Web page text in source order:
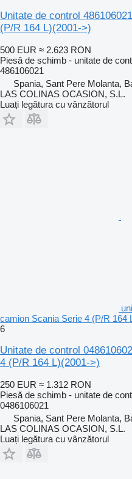
Unitate de control
(P/R 164 L)(2001->)
500 EUR ≈ 2.623 RON
Piesă de schimb - unitate de
486106021
Spania, Sant Pere Molanta,
LAS COLINAS OCASION, S.L.
Luați legătura cu vânzătorul
camion Scania Serie 4 (P/R 164
6
Unitate de control
4 (P/R 164 L)(2001->)
250 EUR ≈ 1.312 RON
Piesă de schimb - unitate de
0486106021
Spania, Sant Pere Molanta,
LAS COLINAS OCASION, S.L.
Luați legătura cu vânzătorul